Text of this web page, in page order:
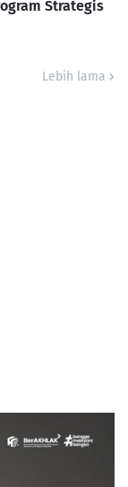
Strategis
Lebih lama